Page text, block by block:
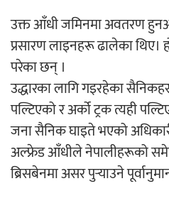
काठमाडौं
सम्पन्न
उक्त आँधी जमिनमा अवतरण
प्रसारण लाइनहरू ढालेका थिए।
परेका छन् ।
उद्धारका लागि गइरहेका
पल्टिएको र अर्को ट्रक त्यही
जना सैनिक घाइते भएको
अल्फ्रेड आँधीले नेपालीहरूको
ब्रिसबेनमा असर पुर्‍याउने